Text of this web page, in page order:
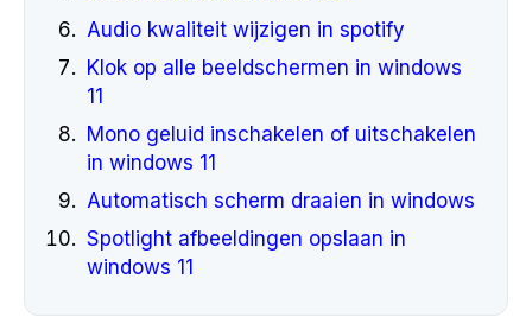
Audio kwaliteit wijzigen in spotify
Klok op alle beeldschermen in windows
11
Mono geluid inschakelen of uitschakelen
in windows 11
Automatisch scherm draaien in windows
Spotlight afbeeldingen opslaan in
windows 11